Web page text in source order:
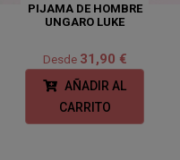
PIJAMA DE HOMBRE
UNGARO LUKE
Desde 31,90 €
AÑADIR AL
CARRITO